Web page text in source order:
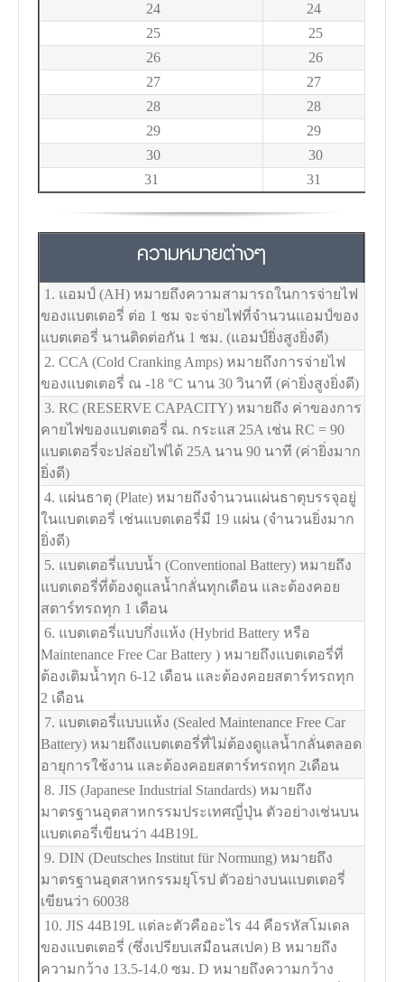
24
24
25
25
26
26
27
27
28
28
29
29
30
30
31
31
ความหมายต่างๆ
1. แอมป์ (AH) หมายถึงความสามารถในการจ่ายไฟ
ของแบตเตอรี่ ต่อ 1 ชม จะจ่ายไฟที่จำนวนแอมป์ของ
แบตเตอรี่ นานติดต่อกัน 1 ชม. (แอมป์ยิ่งสูงยิ่งดี)
2. CCA (Cold Cranking Amps) หมายถึงการจ่ายไฟ
ของแบตเตอรี่ ณ -18 °C นาน 30 วินาที (ค่ายิ่งสูงยิ่งดี)
3. RC (RESERVE CAPACITY) หมายถึง ค่าของการ
คายไฟของแบตเตอรี่ ณ. กระแส 25A เช่น RC = 90
แบตเตอรี่จะปล่อยไฟได้ 25A นาน 90 นาที (ค่ายิ่งมาก
ยิ่งดี)
4. แผ่นธาตุ (Plate) หมายถึงจำนวนแผ่นธาตุบรรจุอยู่
ในแบตเตอรี่ เช่นแบตเตอรี่มี 19 แผ่น (จำนวนยิ่งมาก
ยิ่งดี)
5. แบตเตอรี่แบบน้ำ (Conventional Battery) หมายถึง
แบตเตอรี่ที่ต้องดูแลน้ำกลั่นทุกเดือน และต้องคอย
สตาร์ทรถทุก 1 เดือน
6. แบตเตอรี่แบบกึ่งแห้ง (Hybrid Battery หรือ
Maintenance Free Car Battery ) หมายถึงแบตเตอรี่ที่
ต้องเติมน้ำทุก 6-12 เดือน และต้องคอยสตาร์ทรถทุก
2 เดือน
7. แบตเตอรี่แบบแห้ง (Sealed Maintenance Free Car
Battery) หมายถึงแบตเตอรี่ที่ไม่ต้องดูแลน้ำกลั่นตลอด
อายุการใช้งาน และต้องคอยสตาร์ทรถทุก 2เดือน
8. JIS (Japanese Industrial Standards) หมายถึง
มาตรฐานอุตสาหกรรมประเทศญี่ปุ่น ตัวอย่างเช่นบน
แบตเตอรี่เขียนว่า 44B19L
9. DIN (Deutsches Institut für Normung) หมายถึง
มาตรฐานอุตสาหกรรมยุโรป ตัวอย่างบนแบตเตอรี่
เขียนว่า 60038
10. JIS 44B19L แต่ละตัวคืออะไร 44 คือรหัสโมเดล
ของแบตเตอรี่ (ซึ่งเปรียบเสมือนสเปค) B หมายถึง
ความกว้าง 13.5-14.0 ซม. D หมายถึงความกว้าง